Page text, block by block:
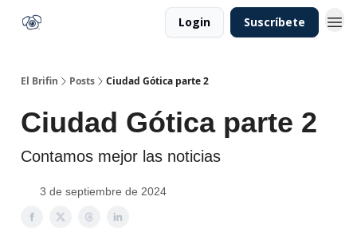
Login Suscríbete
El Brifin Posts Ciudad Gótica parte 2
Ciudad Gótica parte 2
Contamos mejor las noticias
3 de septiembre de 2024